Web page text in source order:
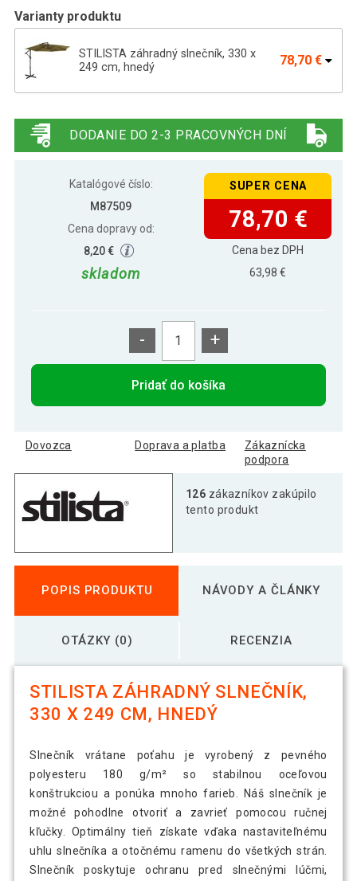
Varianty produktu
STILISTA záhradný slnečník, 330 x
249 cm, hnedý
78,70 €
cm, červený
cm, zelený
138,29 €
DODANIE DO 2-3 PRACOVNÝCH DNÍ
Katalógové číslo:
M87509
Cena dopravy od:
8,20 €
skladom
SUPER CENA
78,70 €
Cena bez DPH
63,98 €
- +
Pridať do košíka
Dovozca Doprava a platba
Zákaznícka
podpora
126 zákazníkov zakúpilo
tento produkt
POPIS PRODUKTU NÁVODY A ČLÁNKY
OTÁZKY (0) RECENZIA
STILISTA ZÁHRADNÝ SLNEČNÍK,
330 X 249 CM, HNEDÝ
Slnečník vrátane poťahu je vyrobený z pevného
polyesteru 180 g/m² so stabilnou oceľovou
konštrukciou a ponúka mnoho farieb. Náš slnečník je
možné pohodlne otvoriť a zavrieť pomocou ručnej
kľučky. Optimálny tieň získate vďaka nastaviteľnému
uhlu slnečníka a otočnému ramenu do všetkých strán.
Slnečník poskytuje ochranu pred slnečnými lúčmi,